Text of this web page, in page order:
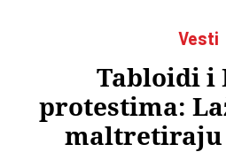
Vesti
Tabloidi i
protestima:
maltretiraju